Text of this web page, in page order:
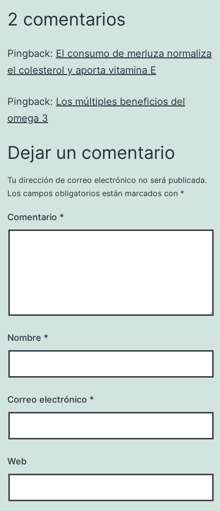
2 comentarios
Pingback: El consumo de merluza normaliza
el colesterol y aporta vitamina E
Pingback: Los múltiples beneficios del
omega 3
Dejar un comentario
Tu dirección de correo electrónico no será publicada.
Los campos obligatorios están marcados con *
Comentario *
Nombre *
Correo electrónico *
Web